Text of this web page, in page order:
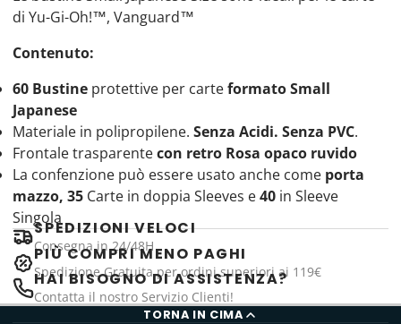
di Yu-Gi-Oh!™, Vanguard™
Contenuto:
60 Bustine protettive per carteformato Small
Japanese
Materiale in polipropilene.Senza Acidi. Senza PVC.
Frontale trasparentecon retro Rosa opaco ruvido
La confenzione può essere usato anche come porta
mazzo, 35 Carte in doppia Sleeves e40 in Sleeve
Singola
SPEDIZIONI VELOCI
Consegna in 24/48H
PIÙ COMPRI MENO PAGHI
Spedizione Gratuita per ordini superiori ai 119€
HAI BISOGNO DI ASSISTENZA?
Contatta il nostro Servizio Clienti!
TORNA IN CIMA